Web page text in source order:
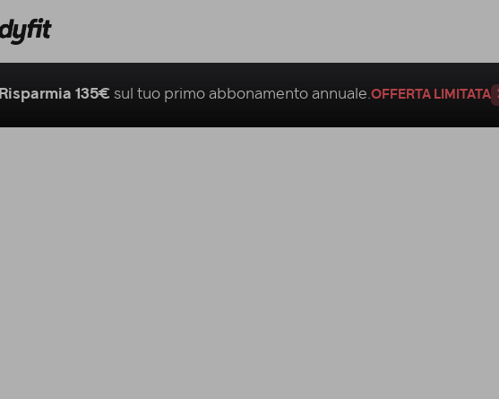
Risparmia 135€ sul tuo primo abbonamento annuale.OFFERTA LIMITATA